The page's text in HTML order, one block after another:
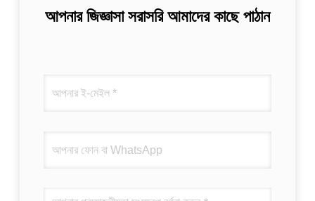
আপনার জিজ্ঞাসা সরাসরি আমাদের কাছে পাঠান